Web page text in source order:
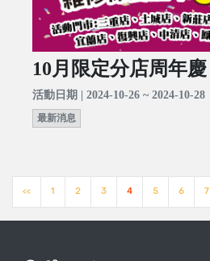
10月限定分店周年慶
活動日期 | 2024-10-26 ~ 2024-10-28
最新消息
<< 1 2 3 4 5 6 7